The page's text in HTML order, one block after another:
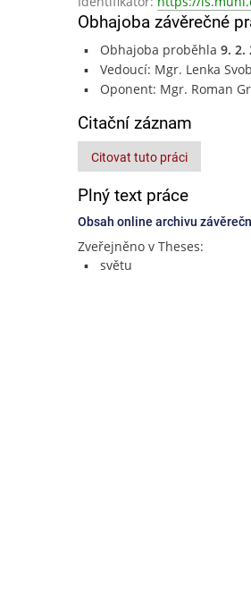
Obhajoba závěrečné
Obhajoba proběhla 9. 2.
Vedoucí: Mgr. Lenka
Oponent: Mgr. Roman
Citační záznam
Citovat tuto práci
Plný text práce
Obsah online archivu
Zveřejněno v Theses:
světu